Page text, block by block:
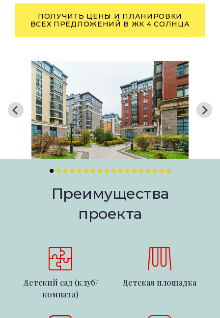
ПОЛУЧИТЬ ЦЕНЫ И ПЛАНИРОВКИ
ВСЕХ ПРЕДЛОЖЕНИЙ В ЖК 4 СОЛНЦА
Преимущества
проекта
Детский сад (клуб/
комната)
Детская площадка